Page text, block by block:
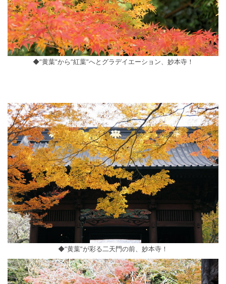
◆”黄葉”から”紅葉”へとグラデイエーション、妙本寺！
◆”黄葉”が彩る二天門の前、妙本寺！